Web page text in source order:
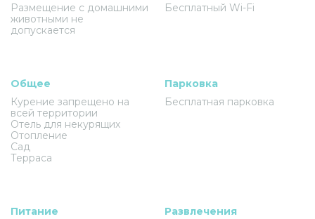
Размещение с домашними
животными не
допускается
Бесплатный Wi-Fi
Общее
Курение запрещено на
всей территории
Отель для некурящих
Отопление
Сад
Терраса
Парковка
Бесплатная парковка
Питание
Развлечения